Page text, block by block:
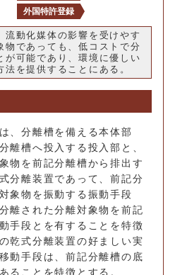
外国特許登録
流動化媒体の影響を受けやす
物であっても、低コストで分
が可能であり、環境に優しい
法を提供することにある。
、分離槽を備える本体部
離槽へ投入する投入部と、
物を前記分離槽から排出す
分離装置であって、前記分
象物を振動する振動手段
離された分離対象物を前記
手段とを有することを特徴
乾式分離装置の好ましい実
動手段は、前記分離槽の底
ることを特徴とする。